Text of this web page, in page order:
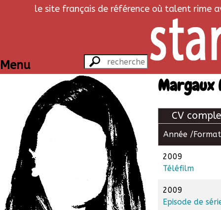
le site français de référence où talent rime
Menu
Margaux
CV
Année / Format
2009
Téléfilm
2009
Episode de